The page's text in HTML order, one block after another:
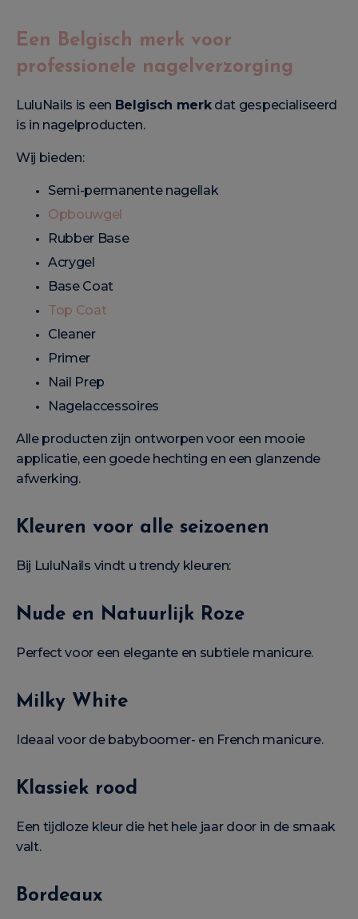
Een Belgisch merk voor
professionele nagelverzorging
LuluNails is een Belgisch merkdat gespecialiseerd
is in nagelproducten.
Wij bieden:
Semi-permanente nagellak
Opbouwgel
Rubber Base
Acrygel
Base Coat
Top Coat
Cleaner
Primer
Nail Prep
Nagelaccessoires
Alle producten zijn ontworpen voor een mooie
applicatie, een goede hechting en een glanzende
afwerking.
Kleuren voor alle seizoenen
Bij LuluNails vindt u trendy kleuren:
Nude en Natuurlijk Roze
Perfect voor een elegante en subtiele manicure.
Milky White
Ideaal voor de babyboomer- en French manicure.
Klassiek rood
Een tijdloze kleur die het hele jaar door in de smaak
valt.
Bordeaux